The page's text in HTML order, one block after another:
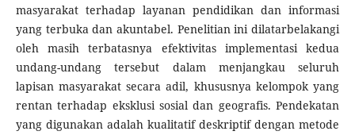
masyarakat terhadap layanan pendidikan dan informasi
yang terbuka dan akuntabel. Penelitian ini dilatarbelakangi
oleh masih terbatasnya efektivitas implementasi kedua
undang-undang tersebut dalam menjangkau seluruh
lapisan masyarakat secara adil, khususnya kelompok yang
rentan terhadap eksklusi sosial dan geografis. Pendekatan
yang digunakan adalah kualitatif deskriptif dengan metode